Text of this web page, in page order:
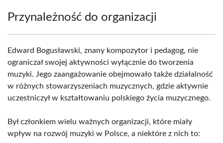
Przynależność do organizacji
Edward Bogusławski, znany kompozytor i pedagog, nie
ograniczał swojej aktywności wyłącznie do tworzenia
muzyki. Jego zaangażowanie obejmowało także działalność
w różnych stowarzyszeniach muzycznych, gdzie aktywnie
uczestniczył w kształtowaniu polskiego życia muzycznego.
Był członkiem wielu ważnych organizacji, które miały
wpływ na rozwój muzyki w Polsce, a niektóre z nich to: